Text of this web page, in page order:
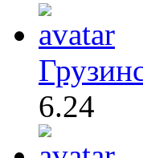
6.24